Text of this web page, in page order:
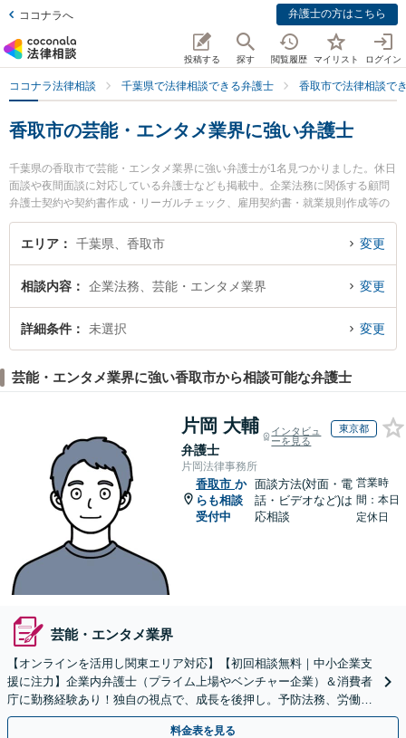
ココナラへ 弁護士の方はこちら
投稿する 探す 閲覧履歴 マイリスト ログイン
ココナラ法律相談 千葉県で法律相談できる弁護士 香取市で法律相談で
香取市の芸能・エンタメ業界に強い弁護士
千葉県の香取市で芸能・エンタメ業界に強い弁護士が1名見つかりました。休日
面談や夜間面談に対応している弁護士なども掲載中。企業法務に関係する顧問
弁護士契約や契約書作成・リーガルチェック、雇用契約書・就業規則作成等の
細かな分野での絞り込み検索もでき便利です。特に法律事務所TIGERの石原 卓
治弁護士のプロフィール情報や弁護士費用、強みなどが注目されています。
弁護士を検索したい』『初回相談無料で芸能・エンタメ業界を法律相談できる
香取市内の弁護士に相談予約したい』などでお困りの相談者さんにおすすめで
す。
エリア 千葉県、香取市 変更
相談内容 企業法務、芸能・エンタメ業界 変更
詳細条件 未選択 変更
芸能・エンタメ業界に強い香取市から相談可能な弁護士
片岡 大輔
弁護士
インタビュ
ーを見る
東京都
片岡法律事務所
香取市 か
らも相談
受付中
面談方法(対面・電
話・ビデオなど)は
応相談
営業時
間：本日
定休日
芸能・エンタメ業界
【オンラインを活用し関東エリア対応】【初回相談無料｜中小企業支
援に注力】企業内弁護士（プライム上場やベンチャー企業）＆消費者
庁に勤務経験あり！独自の視点で、成長を後押し。予防法務、労働問
題、債権回収、コンプラ、会社設立・事業再編等幅広く対応
料金表を見る